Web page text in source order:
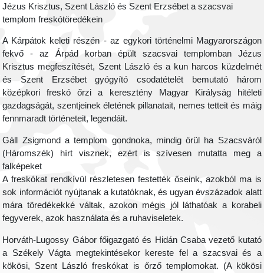
Jézus Krisztus, Szent László és Szent Erzsébet a szacsvai
templom freskótöredékein
A Kárpátok keleti részén - az egykori történelmi Magyarországon
fekvő - az Árpád korban épült szacsvai templomban Jézus
Krisztus megfeszítését, Szent László és a kun harcos küzdelmét
és Szent Erzsébet gyógyító csodatételét bemutató három
középkori freskó őrzi a keresztény Magyar Királyság hitéleti
gazdagságát, szentjeinek életének pillanatait, nemes tetteit és máig
fennmaradt történeteit, legendáit.
Gáll Zsigmond a templom gondnoka, mindig örül ha Szacsváról
(Háromszék) hírt visznek, ezért is szívesen mutatta meg a
falképeket
A freskókat rendkívül részletesen festették őseink, azokból ma is
sok információt nyújtanak a kutatóknak, és ugyan évszázadok alatt
mára töredékekké váltak, azokon mégis jól láthatóak a korabeli
fegyverek, azok használata és a ruhaviseletek.
Horváth-Lugossy Gábor főigazgató és Hidán Csaba vezető kutató
a Székely Vágta megtekintésekor kereste fel a szacsvai és a
kökösi, Szent László freskókat is őrző templomokat. (A kökösi